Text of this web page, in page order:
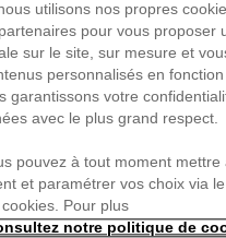
utilisons nos propres
pour vous proposer
sur le site, sur mesure et
personnalisés en
garantissons votre
avec le plus grand respect.
pouvez à tout moment mettre
et paramétrer vos choix via le
Pour plus
notre politique de